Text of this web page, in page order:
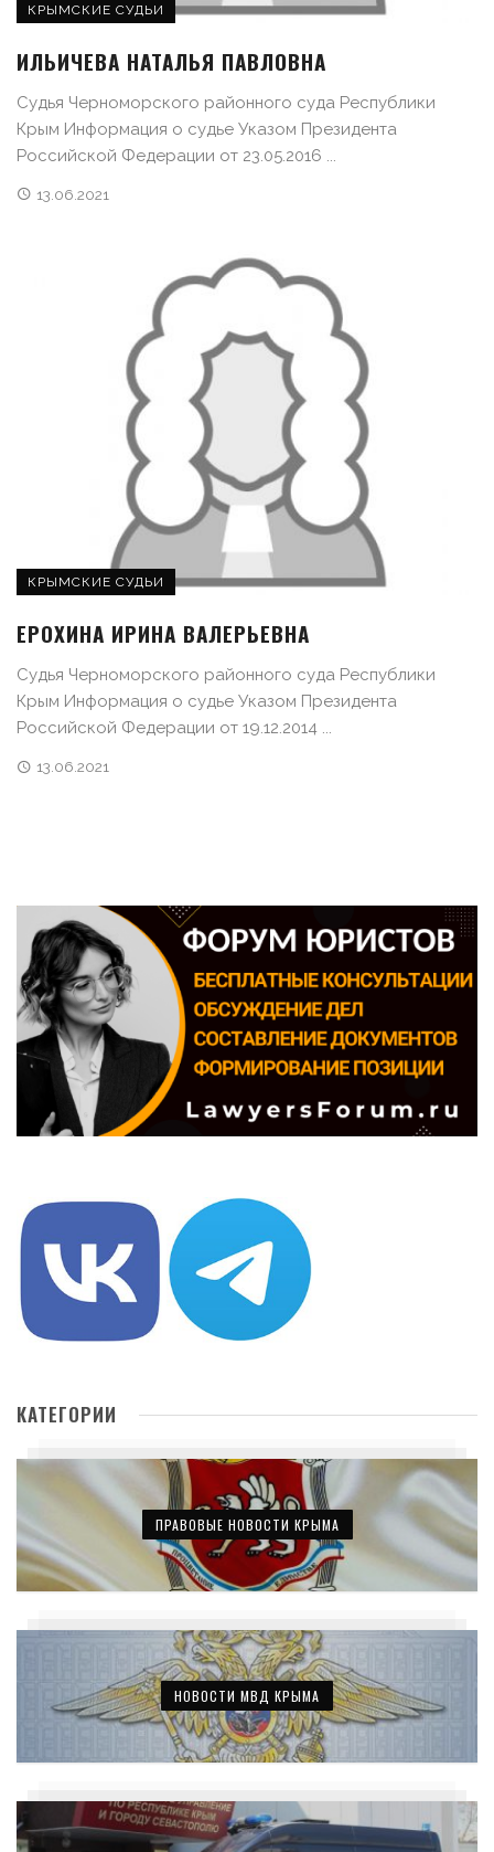
КРЫМСКИЕ СУДЬИ
ИЛЬИЧЕВА НАТАЛЬЯ ПАВЛОВНА
Судья Черноморского районного суда Республики
Крым Информация о судье Указом Президента
Российской Федерации от 23.05.2016 ...
13.06.2021
КРЫМСКИЕ СУДЬИ
ЕРОХИНА ИРИНА ВАЛЕРЬЕВНА
Судья Черноморского районного суда Республики
Крым Информация о судье Указом Президента
Российской Федерации от 19.12.2014 ...
13.06.2021
КАТЕГОРИИ
ПРАВОВЫЕ НОВОСТИ КРЫМА
НОВОСТИ МВД КРЫМА